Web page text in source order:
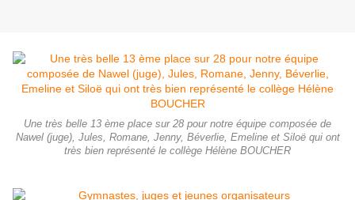
Une très belle 13 ème place sur 28 pour notre équipe composée de
Nawel (juge), Jules, Romane, Jenny, Béverlie, Emeline et Siloë qui ont
très bien représenté le collège Hélène BOUCHER